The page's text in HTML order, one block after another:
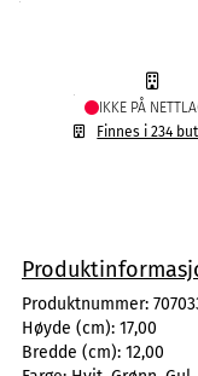
IKKE PÅ
Finnes i 234
Produktnummer:
Høyde (cm): 17,00
Bredde (cm): 12,00